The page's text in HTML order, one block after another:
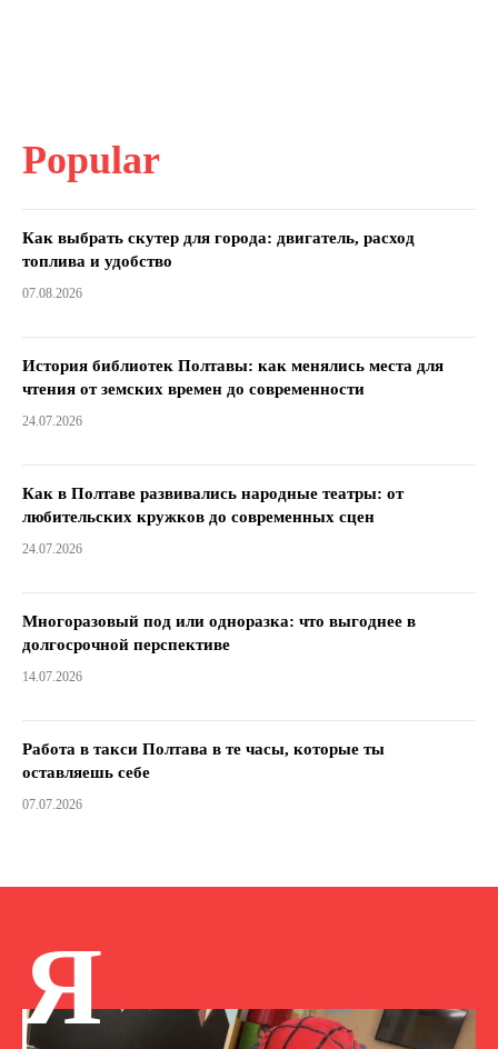
Popular
Как выбрать скутер для города: двигатель, расход
топлива и удобство
07.08.2026
История библиотек Полтавы: как менялись места для
чтения от земских времен до современности
24.07.2026
Как в Полтаве развивались народные театры: от
любительских кружков до современных сцен
24.07.2026
Многоразовый под или одноразка: что выгоднее в
долгосрочной перспективе
14.07.2026
Работа в такси Полтава в те часы, которые ты
оставляешь себе
07.07.2026
Я